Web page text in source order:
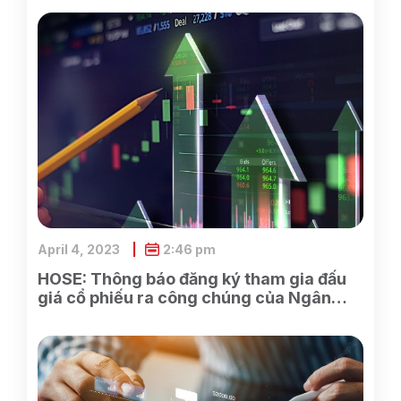
HOSE: Thông báo đăng ký tham gia đấu
giá cổ phiếu ra công chúng của Ngân
April 4, 2023 2:46 pm